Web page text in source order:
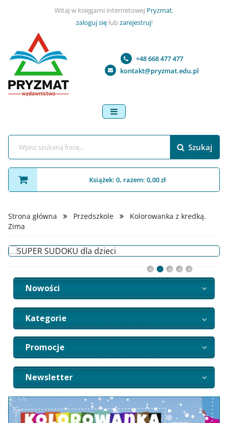
Witaj w księgarni internetowej Pryzmat,
zaloguj sięlub zarejestruj!
+48 668 477 477
kontakt@pryzmat.edu.pl
menu
Szukaj
Książek: 0, razem: 0,00 zł
Strona główna Przedszkole
Kolorowanka z kredką.
Zima
Nowości
Kategorie
Promocje
Newsletter